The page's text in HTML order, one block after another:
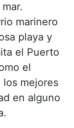
marinero
playa y
el Puerto
el
los mejores
en alguno